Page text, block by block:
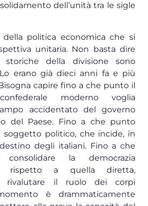
dell’unità tra le sigle
politica economica che si
unitaria. Non basta dire
della divisione sono
erano già dieci anni fa e più
capire fino a che punto il
moderno voglia
accidentato del governo
del Paese. Fino a che punto
soggetto politico, che incide, in
degli italiani. Fino a che
la democrazia
rispetto a quella diretta,
rivalutare il ruolo dei corpi
è drammaticamente